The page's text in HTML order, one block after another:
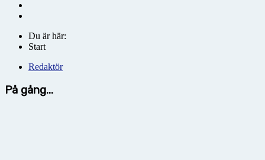
Du är här:
Start
Redaktör
På gång...